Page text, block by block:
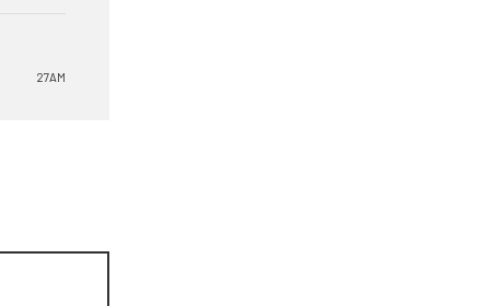
27AM